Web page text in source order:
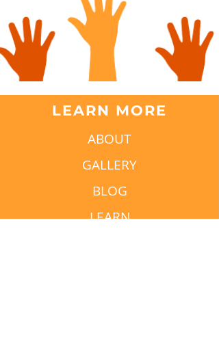
LEARN MORE
ABOUT
GALLERY
BLOG
LEARN